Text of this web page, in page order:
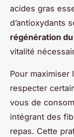
acides gras
d’antioxydants
régénération
vitalité
Pour
respecter
vous de
intégrant des
repas. Cette